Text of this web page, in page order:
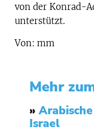
von der Konrad-
unterstützt.
Von: mm
Mehr
»
Israel